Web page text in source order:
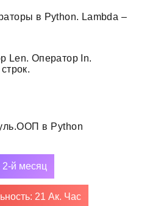
в Python. Lambda –
Len. Оператор In.
ООП в Python
2-й месяц
21 Ак. Час